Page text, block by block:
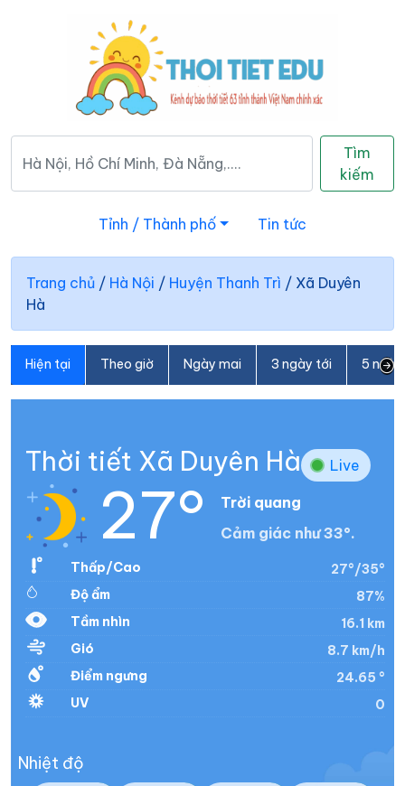
Tìm
kiếm
Tỉnh / Thành phố Tin tức
Trang chủ / Hà Nội / Huyện Thanh Trì / Xã Duyên
Hà
Hiện tại Theo giờ Ngày mai 3 ngày tới 5
Thời tiết Xã Duyên Hà Live
27°
Trời quang
Cảm giác như 33°.
Thấp/Cao
27°/35°
Độ ẩm
87%
Tầm nhìn
16.1 km
Gió
8.7 km/h
Điểm ngưng
24.65 °
UV
0
Nhiệt độ